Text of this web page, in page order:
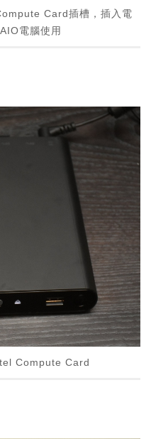
Card插槽，插入電
電腦使用
Compute Card